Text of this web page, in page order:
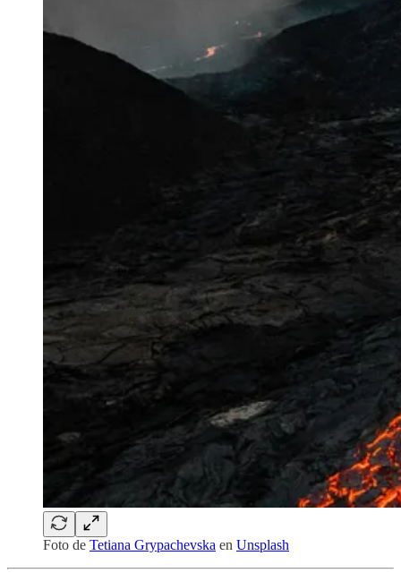
Foto de Tetiana Grypachevska en Unsplash